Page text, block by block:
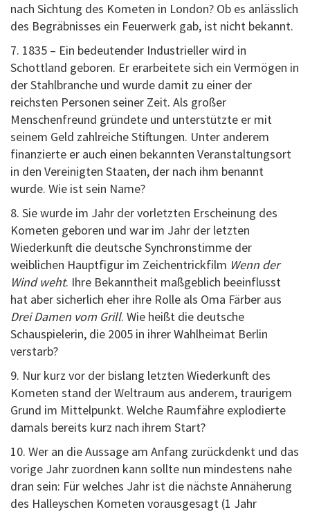
nach Sichtung des Kometen in London? Ob es anlässlich
des Begräbnisses ein Feuerwerk gab, ist nicht bekannt.
7. 1835 – Ein bedeutender Industrieller wird in
Schottland geboren. Er erarbeitete sich ein Vermögen in
der Stahlbranche und wurde damit zu einer der
reichsten Personen seiner Zeit. Als großer
Menschenfreund gründete und unterstützte er mit
seinem Geld zahlreiche Stiftungen. Unter anderem
finanzierte er auch einen bekannten Veranstaltungsort
in den Vereinigten Staaten, der nach ihm benannt
wurde. Wie ist sein Name?
8. Sie wurde im Jahr der vorletzten Erscheinung des
Kometen geboren und war im Jahr der letzten
Wiederkunft die deutsche Synchronstimme der
weiblichen Hauptfigur im Zeichentrickfilm Wenn der
Wind weht. Ihre Bekanntheit maßgeblich beeinflusst
hat aber sicherlich eher ihre Rolle als Oma Färber aus
Drei Damen vom Grill. Wie heißt die deutsche
Schauspielerin, die 2005 in ihrer Wahlheimat Berlin
verstarb?
9. Nur kurz vor der bislang letzten Wiederkunft des
Kometen stand der Weltraum aus anderem, traurigem
Grund im Mittelpunkt. Welche Raumfähre explodierte
damals bereits kurz nach ihrem Start?
10. Wer an die Aussage am Anfang zurückdenkt und das
vorige Jahr zuordnen kann sollte nun mindestens nahe
dran sein: Für welches Jahr ist die nächste Annäherung
des Halleyschen Kometen vorausgesagt (1 Jahr